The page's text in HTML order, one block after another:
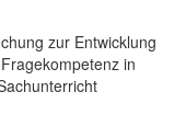
zur Entwicklung
in